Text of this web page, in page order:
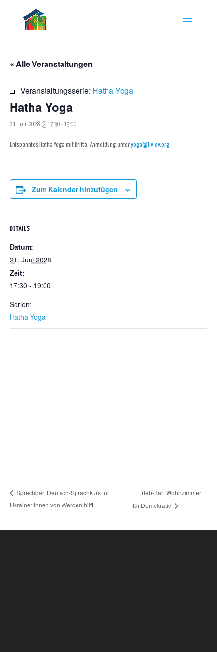
« Alle Veranstaltungen
Veranstaltungsserie: Hatha Yoga
Hatha Yoga
21. Juni 2028 @ 17:30 - 19:00
Entspanntes Hatha Yoga mit Britta. Anmeldung unteryoga@liv-ev.org
Zum Kalender hinzufügen
DETAILS
Datum:
21. Juni 2028
Zeit:
17:30 - 19:00
Serien:
Hatha Yoga
Sprechbar: Deutsch-Sprachkurs für
Ukrainer:innen von Werden hilft
Erleb-Bar: Wohnzimmer
für Demokratie